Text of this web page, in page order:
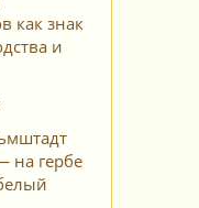
как знак
и
на гербе